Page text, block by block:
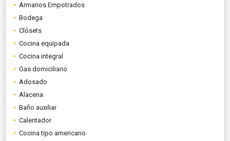
Armarios Empotrados
Bodega
Clósets
Cocina equipada
Cocina integral
Gas domiciliario
Adosado
Alacena
Baño auxiliar
Calentador
Cocina tipo americano